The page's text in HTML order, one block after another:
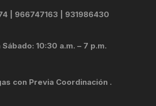
| 966747163 | 931986430
10:30 a.m. – 7 p.m.
con Previa Coordinación .